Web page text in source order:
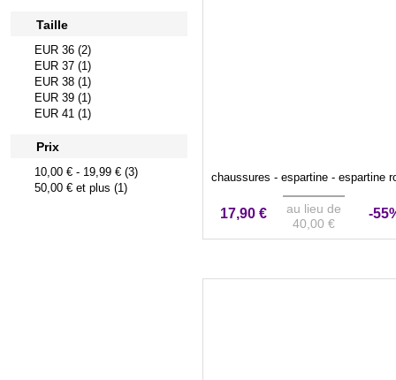
Taille
EUR 36 (2)
EUR 37 (1)
EUR 38 (1)
EUR 39 (1)
EUR 41 (1)
Prix
10,00 € - 19,99 € (3)
50,00 € et plus (1)
chaussures - espartine - espartine
17,90 €
au lieu de
40,00 €
-